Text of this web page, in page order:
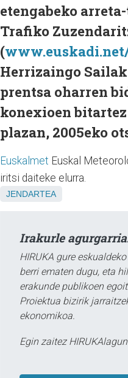
etengabeko
Trafiko
(
Herrizaingo
prentsa oharren
konexioen
plazan, 2005eko
Euskalmet Euskal
iritsi daiteke elurra.
JENDARTEA
Irakurle
HIRUKA gure
berri ematen dugu, eta
erakunde publikoen
Proiektua bizirik
ekonomikoa.
Egin zaitez